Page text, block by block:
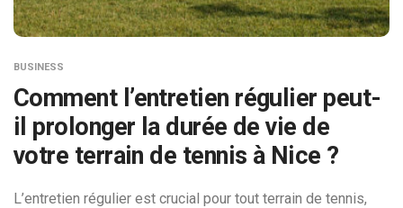
BUSINESS
Comment l’entretien régulier peut-
il prolonger la durée de vie de
votre terrain de tennis à Nice ?
L’entretien régulier est crucial pour tout terrain de tennis,